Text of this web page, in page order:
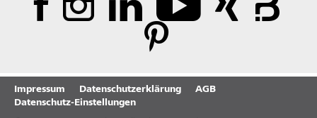
Impressum Datenschutzerklärung
AGB
Datenschutz-Einstellungen